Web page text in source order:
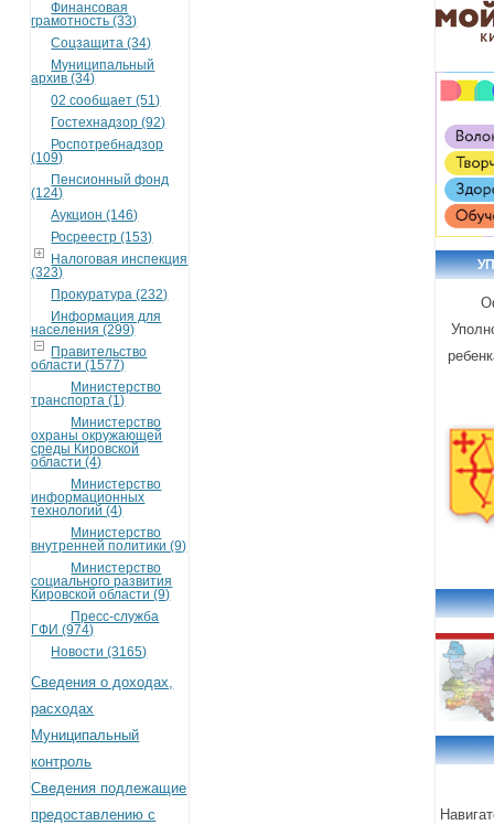
Финансовая
грамотность (33)
Соцзащита (34)
Муниципальный
архив (34)
02 сообщает (51)
Гостехнадзор (92)
Роспотребнадзор
(109)
Пенсионный фонд
(124)
Аукцион (146)
Росреестр (153)
Налоговая инспекция
(323)
Прокуратура (232)
Информация для
населения (299)
Правительство
области (1577)
Министерство
транспорта (1)
Министерство
охраны окружающей
среды Кировской
области (4)
Министерство
информационных
технологий (4)
Министерство
внутренней политики (9)
Министерство
социального развития
Кировской области (9)
Пресс-служба
ГФИ (974)
Новости (3165)
Сведения о доходах,
расходах
Муниципальный
контроль
Сведения подлежащие
предоставлению с